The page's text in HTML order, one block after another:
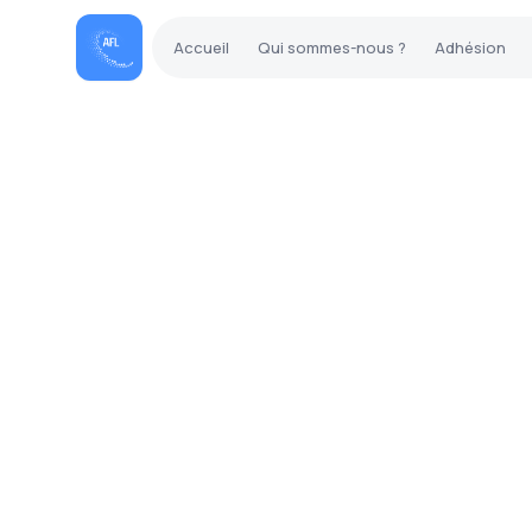
Accueil Qui sommes-nous ? Adhésion